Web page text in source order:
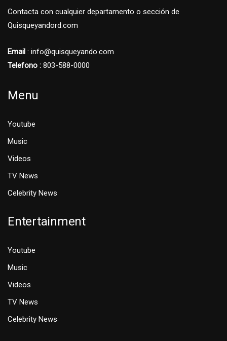
Contacta con cualquier departamento o sección de
Quisqueyandord.com
Email : info@quisqueyando.com
Telefono : 803-588-0000
Menu
Youtube
Music
Videos
TV News
Celebrity News
Entertainment
Youtube
Music
Videos
TV News
Celebrity News